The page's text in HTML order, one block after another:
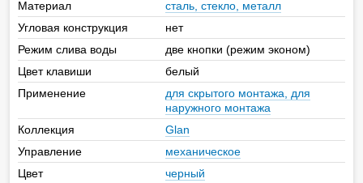
Материал
сталь, стекло, металл
Угловая конструкция
нет
Режим слива воды
две кнопки (режим эконом)
Цвет клавиши
белый
Применение
для скрытого монтажа, для
наружного монтажа
Коллекция
Glan
Управление
механическое
Цвет
черный